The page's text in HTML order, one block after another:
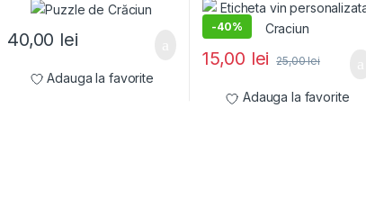
40,00 lei
Adauga la favorite
-40%
15,00 lei 25,00lei
Adauga la favorite